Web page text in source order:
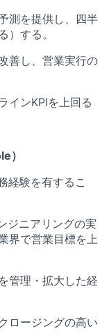
測を提供し、四半
）する。
善し、営業実行の
インKPIを上回る
）
経験を有するこ
ジニアリングの実
界で営業目標を上
管理・拡大した経
ロージングの高い